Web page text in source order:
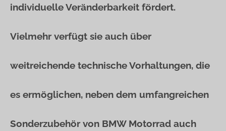
individuelle Veränderbarkeit fördert.
Vielmehr verfügt sie auch über
weitreichende technische Vorhaltungen, die
es ermöglichen, neben dem umfangreichen
Sonderzubehör von BMW Motorrad auch